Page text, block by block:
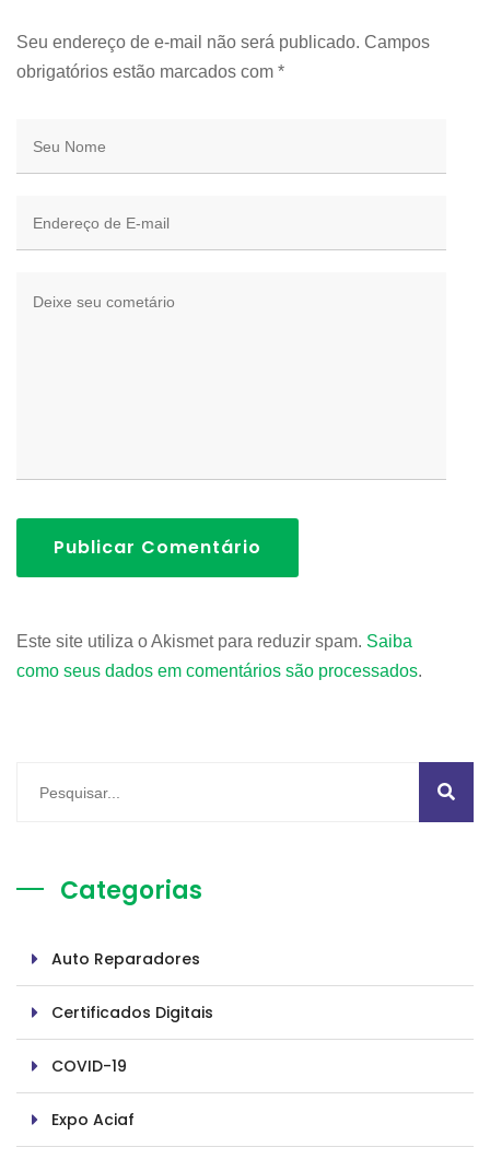
Seu endereço de e-mail não será publicado. Campos
obrigatórios estão marcados com *
Publicar Comentário
Este site utiliza o Akismet para reduzir spam. Saiba
como seus dados em comentários são processados.
Categorias
Auto Reparadores
Certificados Digitais
COVID-19
Expo Aciaf